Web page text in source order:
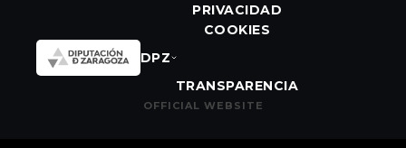
PRIVACIDAD
COOKIES
DPZ
TRANSPARENCIA
OFFICIAL WEBSITE